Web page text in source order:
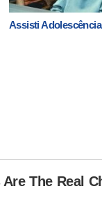
Assisti Adolescência